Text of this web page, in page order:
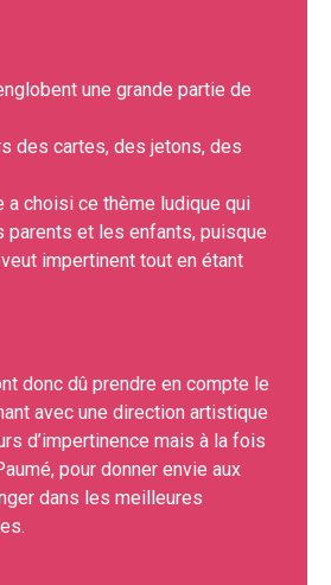
une grande partie de
des cartes, des jetons, des
choisi ce thème ludique qui
parents et les enfants, puisque
impertinent tout en étant
donc dû prendre en compte le
avec une direction artistique
d’impertinence mais à la fois
pour donner envie aux
dans les meilleures